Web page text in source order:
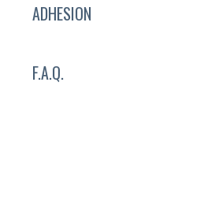
ADHESION
F.A.Q.